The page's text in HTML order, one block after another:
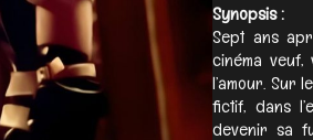
Synopsis :
Sept ans
cinéma
l’amour. Sur
fictif, dans
devenir sa